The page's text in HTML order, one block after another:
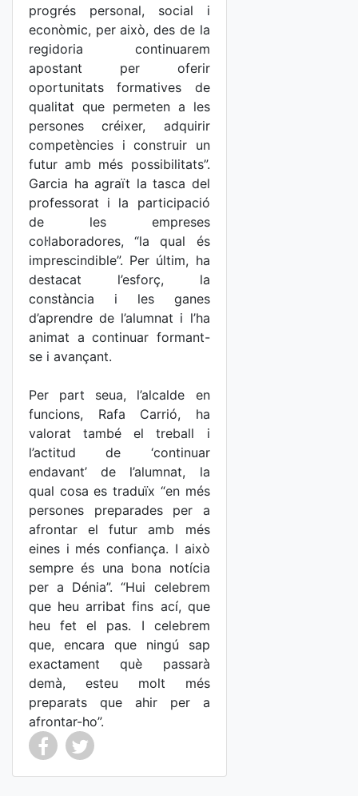
progrés personal, social i
econòmic, per això, des de la
regidoria continuarem
apostant per oferir
oportunitats formatives de
qualitat que permeten a les
persones créixer, adquirir
competències i construir un
futur amb més possibilitats”.
Garcia ha agraït la tasca del
professorat i la participació
de les empreses
col·laboradores, “la qual és
imprescindible”. Per últim, ha
destacat l’esforç, la
constància i les ganes
d’aprendre de l’alumnat i l’ha
animat a continuar formant-
se i avançant.
Per part seua, l’alcalde en
funcions, Rafa Carrió, ha
valorat també el treball i
l’actitud de ‘continuar
endavant’ de l’alumnat, la
qual cosa es traduïx “en més
persones preparades per a
afrontar el futur amb més
eines i més confiança. I això
sempre és una bona notícia
per a Dénia”. “Hui celebrem
que heu arribat fins ací, que
heu fet el pas. I celebrem
que, encara que ningú sap
exactament què passarà
demà, esteu molt més
preparats que ahir per a
afrontar-ho”.
Co Co